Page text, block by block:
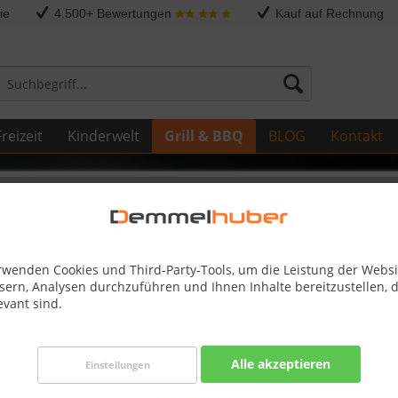
4.500+ Bewertungen Kauf auf Rechnung
Kinderwelt Grill & BBQ BLOG Kontakt
Cookies und Third-Party-Tools, um die Leistung der
Analysen durchzuführen und Ihnen Inhalte bereitzustellen,
sind.
Einstellungen Alle akzeptieren
( HAMP1) #N010-0900-